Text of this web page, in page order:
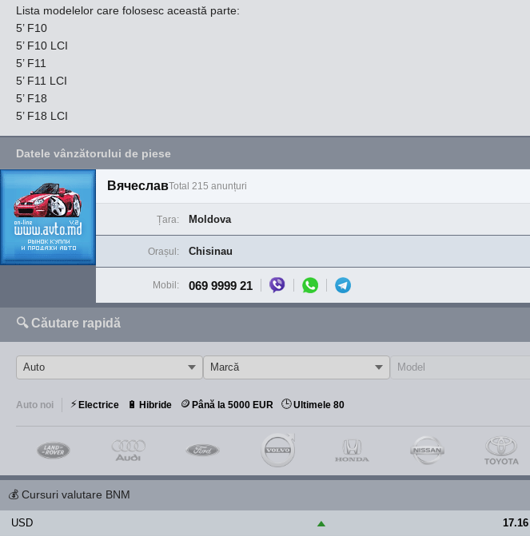
Lista modelelor care folosesc această parte:
5’ F10
5’ F10 LCI
5’ F11
5’ F11 LCI
5’ F18
5’ F18 LCI
Datele vânzătorului de piese
ВячеславTotal 215 anunțuri
Țara: Moldova
Orașul: Chisinau
Mobil: 069 9999 21
🔍 Căutare rapidă
Auto noi ⚡ Electrice 🔋 Hibride 🪙 Până la 5000 EUR 🕒Ultimele 80
💰 Cursuri valutare BNM
USD ▲ 17.16